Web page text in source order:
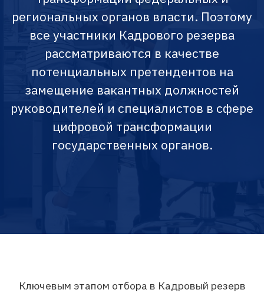
региональных органов власти. Поэтому
все участники Кадрового резерва
рассматриваются в качестве
потенциальных претендентов на
замещение вакантных должностей
руководителей и специалистов в сфере
цифровой трансформации
государственных органов.
Ключевым этапом отбора в Кадровый резерв